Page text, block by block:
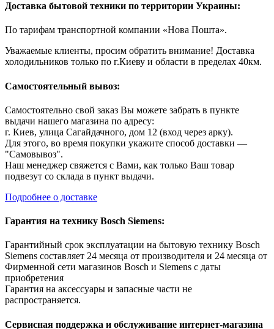
Доставка бытовой техники по территории Украины:
По тарифам транспортной компании «Нова Пошта».
Уважаемые клиенты, просим обратить внимание! Доставка
холодильников только по г.Киеву и области в пределах 40км.
Самостоятельный вывоз:
Самостоятельно свой заказ Вы можете забрать в пункте
выдачи нашего магазина по адресу:
г. Киев, улица Сагайдачного, дом 12 (вход через арку).
Для этого, во время покупки укажите способ доставки —
"Самовывоз".
Наш менеджер свяжется с Вами, как только Ваш товар
подвезут со склада в пункт выдачи.
Подробнее о доставке
Гарантия на технику Bosch Siemens:
Гарантийный срок эксплуатации на бытовую технику Bosch
Siemens составляет 24 месяца от производителя и 24 месяца от
Фирменной сети магазинов Bosch и Siemens с даты
приобретения
Гарантия на аксессуары и запасные части не
распространяется.
Сервисная поддержка и обслуживание интернет-магазина